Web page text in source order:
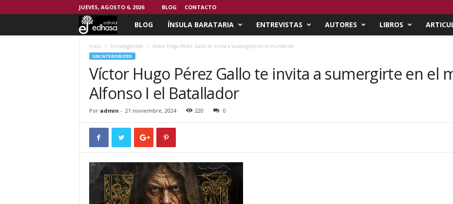
JUEVES, AGOSTO 6, 2026 BLOG CONTACTO
l
d
l
L
e
BLOG ÍNSULA BARATARIA ENTREVISTAS AUTORES LIBROS
Inicio Uncategorized Víctor Hugo Pérez Gallo te invita a sumergirte en el mundo de...
UNCATEGORIZED
Víctor Hugo Pérez Gallo te invita a sumergirte en el
Alfonso I el Batallador
Por admin - 21 noviembre, 2024 220 0